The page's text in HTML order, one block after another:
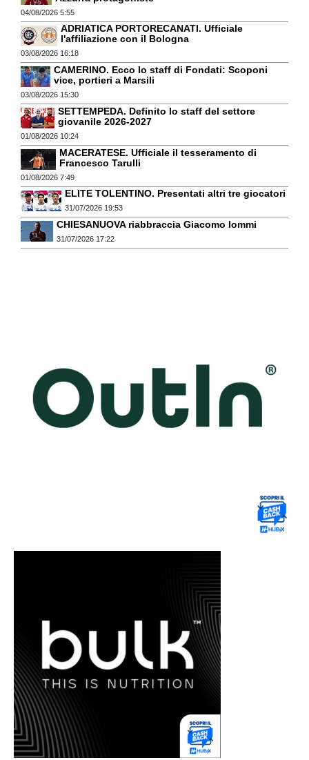
04/08/2026 5:55
ADRIATICA PORTORECANATI. Ufficiale
l'affiliazione con il Bologna
03/08/2026 16:18
CAMERINO. Ecco lo staff di Fondati: Scoponi
vice, portieri a Marsili
03/08/2026 15:30
SETTEMPEDA. Definito lo staff del settore
giovanile 2026-2027
01/08/2026 10:24
MACERATESE. Ufficiale il tesseramento di
Francesco Tarulli
01/08/2026 7:49
ELITE TOLENTINO. Presentati altri tre giocatori
31/07/2026 19:53
CHIESANUOVA riabbraccia Giacomo Iommi
31/07/2026 17:22